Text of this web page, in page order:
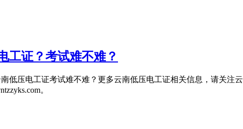
工证？考试难不难？
低压电工证考试难不难？更多云南低压电工证相关信息，请关注云
。